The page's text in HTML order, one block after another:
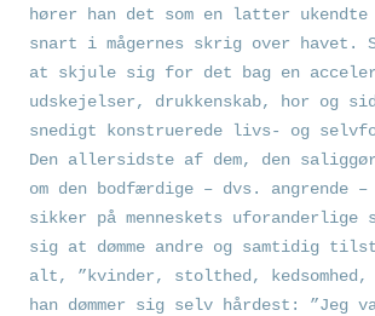
hører han det som en latter
snart i mågernes skrig over havet.
at skjule sig for det bag en
udskejelser, drukkenskab, hor og
snedigt konstruerede livs- og
Den allersidste af dem, den
om den bodfærdige – dvs. angrende –
sikker på menneskets uforanderlige
sig at dømme andre og samtidig
alt, ”kvinder, stolthed,
han dømmer sig selv hårdest: ”Jeg